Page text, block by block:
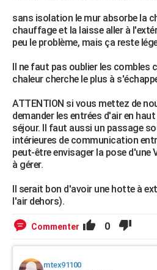
sans isolation le mur absorbe la
chauffage et la laisse aller à
peu le problème, mais ça reste
Il ne faut pas oublier les combles
chaleur cherche le plus à
ATTENTION si vous mettez de
demander les entrées d'air en
séjour. Il faut aussi un passage
intérieures de communication
peut-être envisager la pose d'une
à gérer.
Il serait bon d'avoir une hotte à
l'air dehors).
Commenter 0
mtex91100